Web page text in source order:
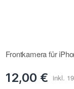
Frontkamera für
12,00 €